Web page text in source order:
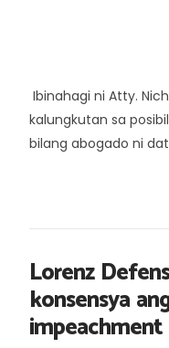
Ibinahagi ni Atty.
kalungkutan sa
bilang abogado ni
Lorenz
konsensya